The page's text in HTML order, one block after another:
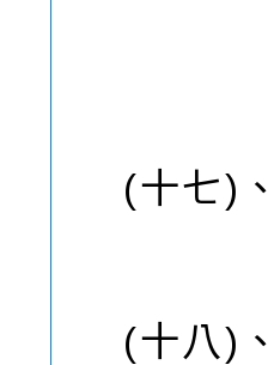
(十七)、
(十八)、